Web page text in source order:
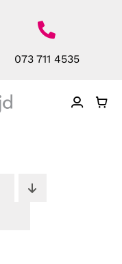
073 711 4535